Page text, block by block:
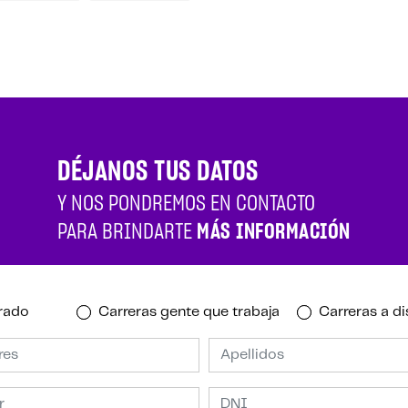
DÉJANOS TUS DATOS
Y NOS PONDREMOS EN CONTACTO
PARA BRINDARTE MÁS INFORMACIÓN
Carreras gente que trabaja Carreras a